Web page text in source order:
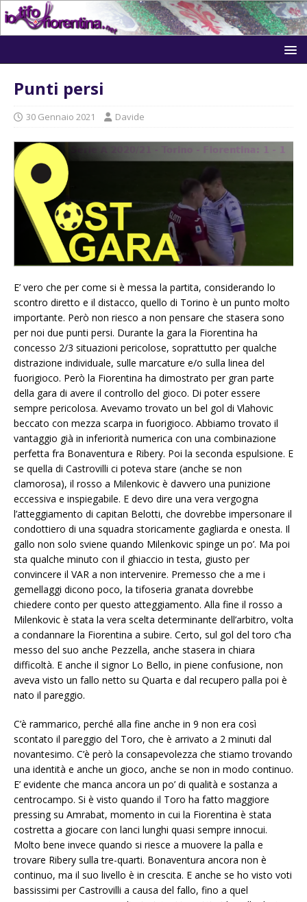
Punti persi
30 Gennaio 2021 Davide
E’ vero che per come si è messa la partita, considerando lo
scontro diretto e il distacco, quello di Torino è un punto molto
importante. Però non riesco a non pensare che stasera sono
per noi due punti persi. Durante la gara la Fiorentina ha
concesso 2/3 situazioni pericolose, soprattutto per qualche
distrazione individuale, sulle marcature e/o sulla linea del
fuorigioco. Però la Fiorentina ha dimostrato per gran parte
della gara di avere il controllo del gioco. Di poter essere
sempre pericolosa. Avevamo trovato un bel gol di Vlahovic
beccato con mezza scarpa in fuorigioco. Abbiamo trovato il
vantaggio già in inferiorità numerica con una combinazione
perfetta fra Bonaventura e Ribery. Poi la seconda espulsione. E
se quella di Castrovilli ci poteva stare (anche se non
clamorosa), il rosso a Milenkovic è davvero una punizione
eccessiva e inspiegabile. E devo dire una vera vergogna
l’atteggiamento di capitan Belotti, che dovrebbe impersonare il
condottiero di una squadra storicamente gagliarda e onesta. Il
gallo non solo sviene quando Milenkovic spinge un po’. Ma poi
sta qualche minuto con il ghiaccio in testa, giusto per
convincere il VAR a non intervenire. Premesso che a me i
gemellaggi dicono poco, la tifoseria granata dovrebbe
chiedere conto per questo atteggiamento. Alla fine il rosso a
Milenkovic è stata la vera scelta determinante dell’arbitro, volta
a condannare la Fiorentina a subire. Certo, sul gol del toro c’ha
messo del suo anche Pezzella, anche stasera in chiara
difficoltà. E anche il signor Lo Bello, in piene confusione, non
aveva visto un fallo netto su Quarta e dal recupero palla poi è
nato il pareggio.
C’è rammarico, perché alla fine anche in 9 non era così
scontato il pareggio del Toro, che è arrivato a 2 minuti dal
novantesimo. C’è però la consapevolezza che stiamo trovando
una identità e anche un gioco, anche se non in modo continuo.
E’ evidente che manca ancora un po’ di qualità e sostanza a
centrocampo. Si è visto quando il Toro ha fatto maggiore
pressing su Amrabat, momento in cui la Fiorentina è stata
costretta a giocare con lanci lunghi quasi sempre innocui.
Molto bene invece quando si riesce a muovere la palla e
trovare Ribery sulla tre-quarti. Bonaventura ancora non è
continuo, ma il suo livello è in crescita. E anche se ho visto voti
bassissimi per Castrovilli a causa del fallo, fino a quel